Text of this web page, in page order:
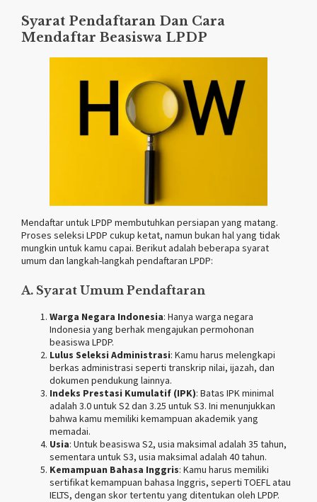
Syarat Pendaftaran Dan Cara
Mendaftar Beasiswa LPDP
Mendaftar untuk LPDP membutuhkan persiapan yang matang.
Proses seleksi LPDP cukup ketat, namun bukan hal yang tidak
mungkin untuk kamu capai. Berikut adalah beberapa syarat
umum dan langkah-langkah pendaftaran LPDP:
A. Syarat Umum Pendaftaran
Warga Negara Indonesia: Hanya warga negara
Indonesia yang berhak mengajukan permohonan
beasiswa LPDP.
Lulus Seleksi Administrasi: Kamu harus melengkapi
berkas administrasi seperti transkrip nilai, ijazah, dan
dokumen pendukung lainnya.
Indeks Prestasi Kumulatif (IPK): Batas IPK minimal
adalah 3.0 untuk S2 dan 3.25 untuk S3. Ini menunjukkan
bahwa kamu memiliki kemampuan akademik yang
memadai.
Usia: Untuk beasiswa S2, usia maksimal adalah 35 tahun,
sementara untuk S3, usia maksimal adalah 40 tahun.
Kemampuan Bahasa Inggris: Kamu harus memiliki
sertifikat kemampuan bahasa Inggris, seperti TOEFL atau
IELTS, dengan skor tertentu yang ditentukan oleh LPDP.